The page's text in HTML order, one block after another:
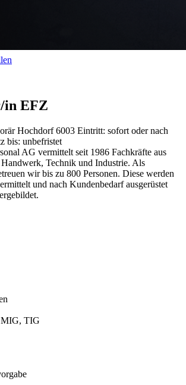
in EFZ
Hochdorf 6003 Eintritt: sofort oder nach
bis: unbefristet
AG vermittelt seit 1986 Fachkräfte aus
Technik und Industrie. Als
wir bis zu 800 Personen. Diese werden
und nach Kundenbedarf ausgerüstet
MIG, TIG